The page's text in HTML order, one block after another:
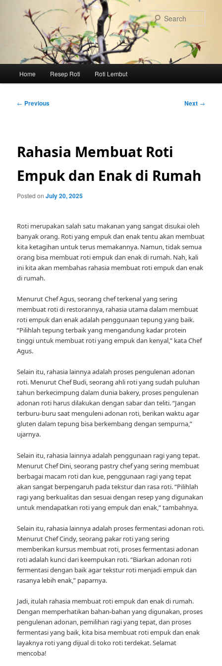
Home Resep Roti Roti Lembut
Post
← Previous Next →
Rahasia Membuat Roti
Empuk dan Enak di Rumah
Posted onJuly 20, 2025
Roti merupakan salah satu makanan yang sangat disukai oleh
banyak orang. Roti yang empuk dan enak tentu akan membuat
kita ketagihan untuk terus memakannya. Namun, tidak semua
orang bisa membuat roti empuk dan enak di rumah. Nah, kali
ini kita akan membahas rahasia membuat roti empuk dan enak
di rumah.
Menurut Chef Agus, seorang chef terkenal yang sering
membuat roti di restorannya, rahasia utama dalam membuat
roti empuk dan enak adalah penggunaan tepung yang baik.
“Pilihlah tepung terbaik yang mengandung kadar protein
tinggi untuk membuat roti yang empuk dan kenyal,” kata Chef
Agus.
Selain itu, rahasia lainnya adalah proses pengulenan adonan
roti. Menurut Chef Budi, seorang ahli roti yang sudah puluhan
tahun berkecimpung dalam dunia bakery, proses pengulenan
adonan roti harus dilakukan dengan sabar dan teliti. “Jangan
terburu-buru saat menguleni adonan roti, berikan waktu agar
gluten dalam tepung bisa berkembang dengan sempurna,”
ujarnya.
Selain itu, rahasia lainnya adalah penggunaan ragi yang tepat.
Menurut Chef Dini, seorang pastry chef yang sering membuat
berbagai macam roti dan kue, penggunaan ragi yang tepat
akan sangat berpengaruh pada tekstur dan rasa roti. “Pilihlah
ragi yang berkualitas dan sesuai dengan resep yang digunakan
untuk mendapatkan roti yang empuk dan enak,” tambahnya.
Selain itu, rahasia lainnya adalah proses fermentasi adonan roti.
Menurut Chef Cindy, seorang pakar roti yang sering
memberikan kursus membuat roti, proses fermentasi adonan
roti adalah kunci dari keempukan roti. “Biarkan adonan roti
fermentasi dengan baik agar tekstur roti menjadi empuk dan
rasanya lebih enak,” paparnya.
Jadi, itulah rahasia membuat roti empuk dan enak di rumah.
Dengan memperhatikan bahan-bahan yang digunakan, proses
pengulenan adonan, pemilihan ragi yang tepat, dan proses
fermentasi yang baik, kita bisa membuat roti empuk dan enak
layaknya roti yang dijual di toko roti terdekat. Selamat
mencoba!